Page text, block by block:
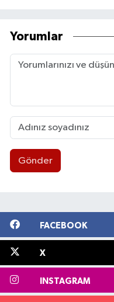
Yorumlar
Gönder
FACEBOOK
X
INSTAGRAM